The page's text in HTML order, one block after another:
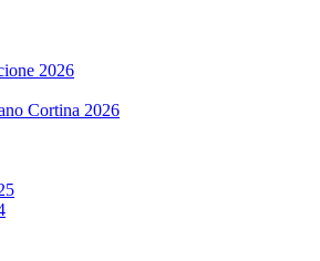
2026
Cortina 2026